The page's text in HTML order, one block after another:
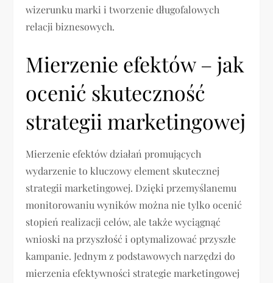
wizerunku marki i tworzenie długofalowych
relacji biznesowych.
Mierzenie efektów – jak
ocenić skuteczność
strategii marketingowej
Mierzenie efektów działań promujących
wydarzenie to kluczowy element skutecznej
strategii marketingowej. Dzięki przemyślanemu
monitorowaniu wyników można nie tylko ocenić
stopień realizacji celów, ale także wyciągnąć
wnioski na przyszłość i optymalizować przyszłe
kampanie. Jednym z podstawowych narzędzi do
mierzenia efektywności strategie marketingowej